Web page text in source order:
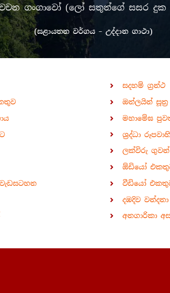
ගංගාවෝ (ලෝ සතුන්ගේ සසර
(සළායතන වර්ගය – උද්දාන ගාථා)
සදහම් ග්‍රන්ථ
ඔන්ලයින්
මහාමේඝ
ශ්‍රද්ධා
ලක්විරු ගුවන්
ඕඩියෝ
වීඩියෝ
දඹදිව වන්දනා
අනගාරිකා